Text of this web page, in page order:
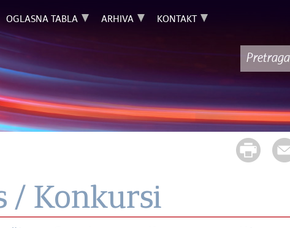
OGLASNA TABLA ARHIVA KONTAKT
/ Konkursi